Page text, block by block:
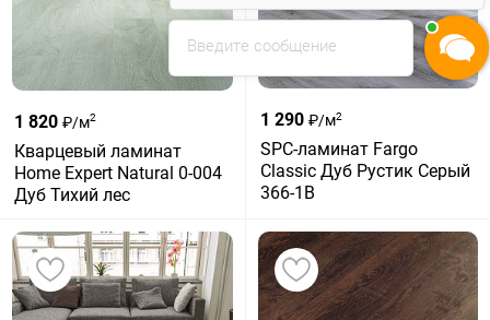
1 820 ₽/м2
Кварцевый ламинат
Home Expert Natural 0-004
Дуб Тихий лес
1 290 ₽/м2
SPC-ламинат Fargo
Classic Дуб Рустик Серый
366-1В
Введите сообщение